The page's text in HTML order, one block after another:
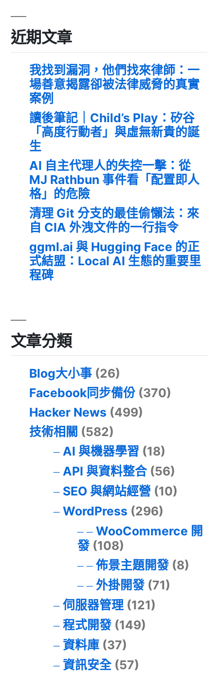
近期文章
我找到漏洞，他們找來律師：一
場善意揭露卻被法律威脅的真實
案例
讀後筆記｜Child’s Play：矽谷
「高度行動者」與虛無新貴的誕
生
AI 自主代理人的失控一擊：從
MJ Rathbun 事件看「配置即人
格」的危險
清理 Git 分支的最佳偷懶法：來
自 CIA 外洩文件的一行指令
ggml.ai 與 Hugging Face 的正
式結盟：Local AI 生態的重要里
程碑
文章分類
Blog大小事 (26)
Facebook同步備份 (370)
Hacker News (499)
技術相關 (582)
AI 與機器學習 (18)
API 與資料整合(56)
SEO 與網站經營 (10)
WordPress (296)
WooCommerce 開
發(108)
佈景主題開發(8)
外掛開發(71)
伺服器管理(121)
程式開發(149)
資料庫(37)
資訊安全(57)